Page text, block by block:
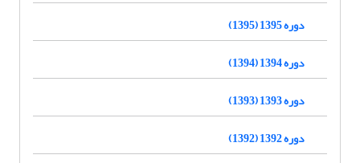
دوره 1395 (1395)
دوره 1394 (1394)
دوره 1393 (1393)
دوره 1392 (1392)